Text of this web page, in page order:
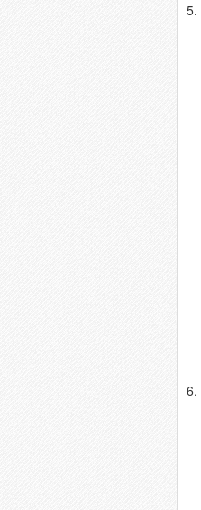
5.
6.